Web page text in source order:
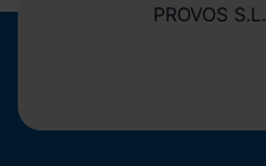
PROVOS S.L.